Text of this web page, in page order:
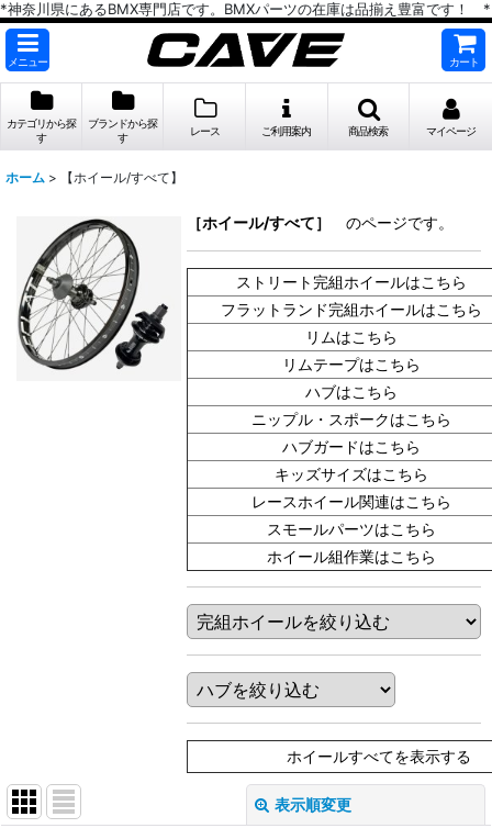
*神奈川県にあるBMX専門店です。BMXパーツの在庫は品揃え豊富です！ *
メニュー カート
カテゴリから探
す
ブランドから探
す
レース ご利用案内 商品検索 マイページ
ホーム > 【ホイール/すべて】
［ホイール/すべて］ のページです。
ストリート完組ホイールはこちら
フラットランド完組ホイールはこちら
リムはこちら
リムテープはこちら
ハブはこちら
ニップル・スポークはこちら
ハブガードはこちら
キッズサイズはこちら
レースホイール関連はこちら
スモールパーツはこちら
ホイール組作業はこちら
ホイールすべてを表示する
表示順変更